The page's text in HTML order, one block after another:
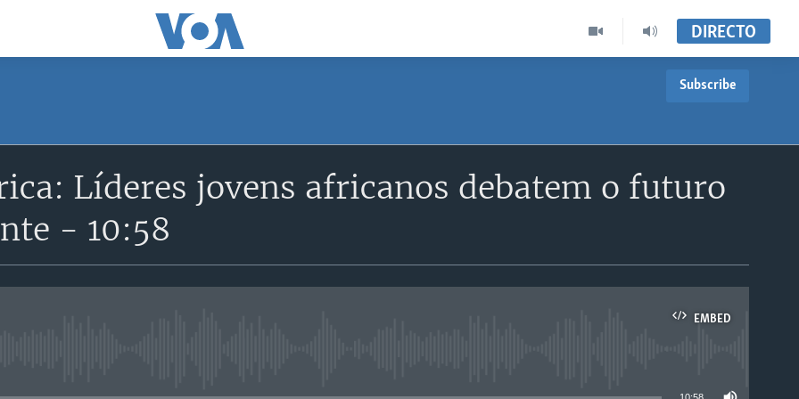
DIRECTO
Subscribe
Subscreva
Líderes jovens africanos debatem o futuro
- 10:58
EMBED